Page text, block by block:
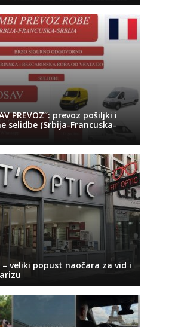
PREVOZ“: prevoz pošiljki i
selidbe (Srbija-Francuska-
– veliki popust naočara za vid i